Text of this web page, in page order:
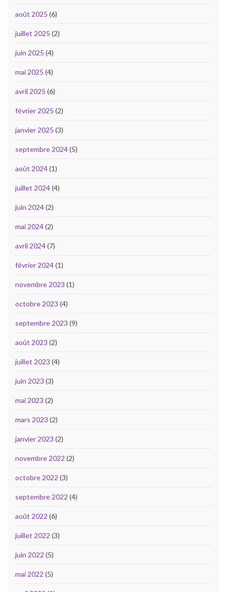
août 2025 (6)
juillet 2025 (2)
juin 2025 (4)
mai 2025 (4)
avril 2025 (6)
février 2025 (2)
janvier 2025 (3)
septembre 2024(5)
août 2024(1)
juillet 2024(4)
juin 2024(2)
mai 2024(2)
avril 2024(7)
février 2024(1)
novembre 2023 (1)
octobre 2023 (4)
septembre 2023 (9)
août 2023 (2)
juillet 2023 (4)
juin 2023 (3)
mai 2023 (2)
mars 2023 (2)
janvier 2023 (2)
novembre 2022 (2)
octobre 2022 (3)
septembre 2022 (4)
août 2022 (6)
juillet 2022 (3)
juin 2022 (5)
mai 2022 (5)